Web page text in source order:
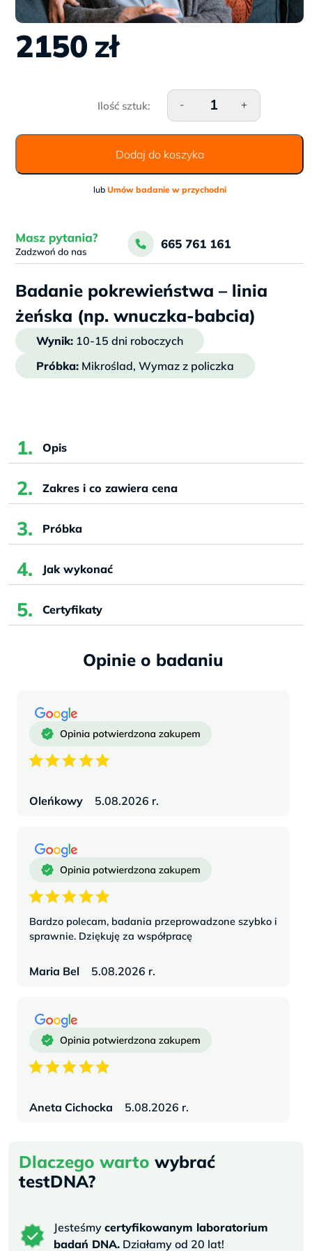
Badanie pokrewieństwa – linia
żeńska (np. wnuczka-babcia)
Wynik: 10-15 dni roboczych
Próbka: Mikroślad, Wymaz z policzka
2150zł
ilość Badanie pokrewieństwa
linia żeńska (np. wnuczka-
- +
Dodaj do koszyka
lub Umów badanie w przychodni
Opis
Zakres i co zawiera cena
Próbka
Jak wykonać
Certyfikaty
Opinie
Oleńkowy 5.08.2026 r.
Bardzo polecam, badania przeprowadzone szybko i
sprawnie. Dziękuję za współpracę
Maria Bel 5.08.2026 r.
Aneta Cichocka 5.08.2026 r.
Dlaczego warto wybrać
testDNA?
Jesteśmycertyfikowanym laboratorium
badań DNA. Działamy od 20 lat!